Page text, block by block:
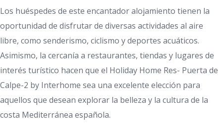
Los huéspedes de este encantador alojamiento tienen la
oportunidad de disfrutar de diversas actividades al aire
libre, como senderismo, ciclismo y deportes acuáticos.
Asimismo, la cercanía a restaurantes, tiendas y lugares de
interés turístico hacen que el Holiday Home Res- Puerta de
Calpe-2 by Interhome sea una excelente elección para
aquellos que desean explorar la belleza y la cultura de la
costa Mediterránea española.